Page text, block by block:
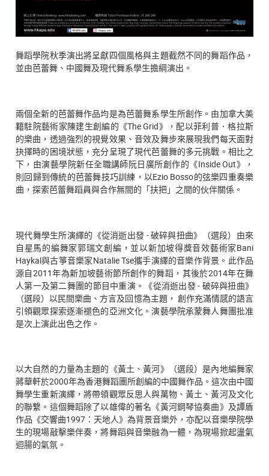
舞蹈學院秋季演出將呈獻四個風格與主題截然不同的舞蹈作品，
並由芭蕾舞、中國舞及現代舞系學生擔綱演出。
兩個全新的芭蕾舞作品均是為芭蕾舞系學生所創作。由加拿大美
籍駐院藝術家陳建生創編的《The Grid》，配以菲利普．格拉斯
的樂曲，透過強烈的視覺效果、音效及舞步來展現我們每天面對
抉擇時的困境狀態，充分呈現了現代芭蕾舞的多元挑戰。相比之
下，由演藝學院新任全職講師阮日廣所創作的《Inside Out》，
則回歸到傳統的芭蕾舞技巧訓練，以Ezio Bosso的弦樂四重奏樂
曲，探索芭蕾舞蹈員與合作無間的「扶把」之間的伙伴關係。
現代舞學生所演繹的《從消逝出發 - 破碎與扭曲》（選段）由來
自星馬的編舞家郭瑞文創編，並以新加坡得獎音效藝術家Bani
Haykal與古箏音樂家Natalie Tse攜手演繹的音樂作背景。此作品
源自2011年為新加坡藝術節所創作的舞蹈，其後於2014年在舞
人第一及第二舞團的節目中重演。《從消逝出發 - 破碎與扭曲》
（選段）以民間樂曲、方言及回憶為主題， 創作充滿情感的語言
引領觀眾探索逐漸褪色的亞洲文化。演藝學院承蒙舞人舞團批准
是次上演此出色之作。
以大自然的力量為主題的《黃土、黃河》（選段）是內地編舞家
蔣華軒於2000年為香港舞蹈團所創編的中國舞作品。這次由中國
舞學生重新演繹，將帶領觀眾反思人與萬物、黃土、黃河及文化
的聯繫。這個舞蹈除了以雄偉的著名《黃河鋼琴協奏曲》及譚盾
作品《交響曲1997：天地人》為背景音樂外，亦配以音樂學院學
生的現場敲擊樂伴奏，將舞蹈與音樂融為一體，為現場掀起盪氣
迴腸的氣氛。